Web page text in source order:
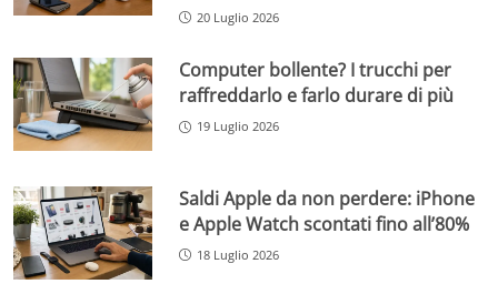
20 Luglio 2026
Computer bollente? I trucchi per
raffreddarlo e farlo durare di più
19 Luglio 2026
Saldi Apple da non perdere: iPhone
e Apple Watch scontati fino all’80%
18 Luglio 2026